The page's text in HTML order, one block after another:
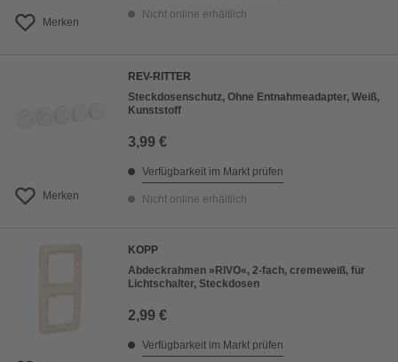
Merken
Nicht online erhältlich
Merken
REV-RITTER
Steckdosenschutz, Ohne Entnahmeadapter, Weiß,
Kunststoff
3,99 €
Verfügbarkeit im Markt prüfen
Nicht online erhältlich
KOPP
Abdeckrahmen »RIVO«, 2-fach, cremeweiß, für
Lichtschalter, Steckdosen
2,99 €
Verfügbarkeit im Markt prüfen